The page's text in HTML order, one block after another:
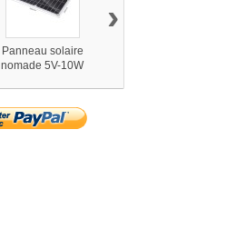
Panneau solaire
nomade 5V-10W
›